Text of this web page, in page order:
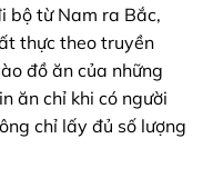
bộ từ Nam ra Bắc,
thực theo truyền
đồ ăn của những
ăn chỉ khi có người
chỉ lấy đủ số lượng